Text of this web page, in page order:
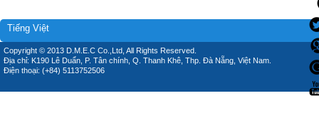
Tiếng Việt
Copyright © 2013 D.M.E.C Co.,Ltd, All Rights Reserved.
Địa chỉ: K190 Lê Duẩn, P. Tân chính, Q. Thanh Khê, Thp. Đà Nẵng, Việt Nam.
Điện thoại: (+84) 5113752506